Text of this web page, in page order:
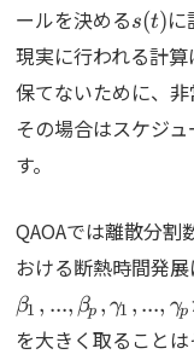
ールを決めるs(t)
s(t)に
現実に行われる計
保てないために、非
その場合はスケジュ
す。
QAOAでは離散分割
おける断熱時間発
β1 , ..., βp , γ1 , ..., γp
を大きく取ること